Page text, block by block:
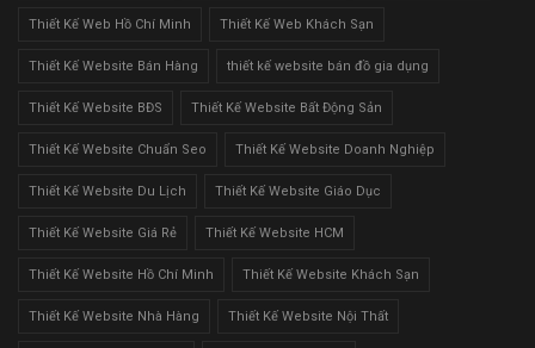
Thiết Kế Web Hồ Chí Minh Thiết Kế Web Khách Sạn
Thiết Kế Website Bán Hàng thiết kế website bán đồ gia dụng
Thiết Kế Website BĐS Thiết Kế Website Bất Động Sản
Thiết Kế Website Chuẩn Seo Thiết Kế Website Doanh Nghiệp
Thiết Kế Website Du Lịch Thiết Kế Website Giáo Dục
Thiết Kế Website Giá Rẻ Thiết Kế Website HCM
Thiết Kế Website Hồ Chí Minh Thiết Kế Website Khách Sạn
Thiết Kế Website Nhà Hàng Thiết Kế Website Nội Thất